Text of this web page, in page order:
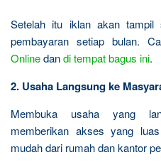
Setelah itu iklan akan tampil
pembayaran setiap bulan.
Onlinedandi tempat bagus ini.
2. Usaha Langsung ke
Membuka usaha yang
memberikan akses yang
mudah dari rumah dan kantor